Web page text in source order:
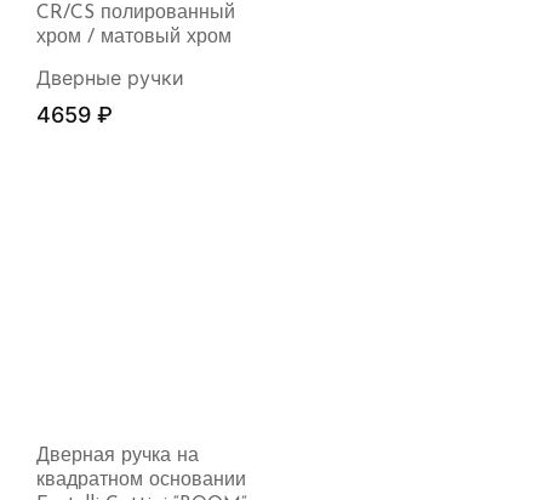
CR/CS полированный
хром / матовый хром
Дверные ручки
4659 ₽
Дверная ручка на
квадратном основании